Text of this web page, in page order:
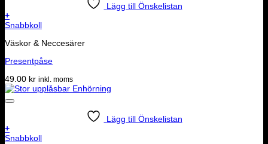
Lägg till Önskelistan
+
Snabbkoll
Väskor & Neccesärer
Presentpåse
49.00 kr inkl. moms
Lägg till Önskelistan
+
Snabbkoll